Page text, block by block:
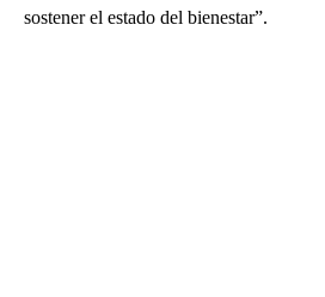
sostener el estado del bienestar”.